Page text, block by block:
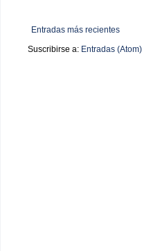
Entradas más recientes
Suscribirse a: Entradas (Atom)